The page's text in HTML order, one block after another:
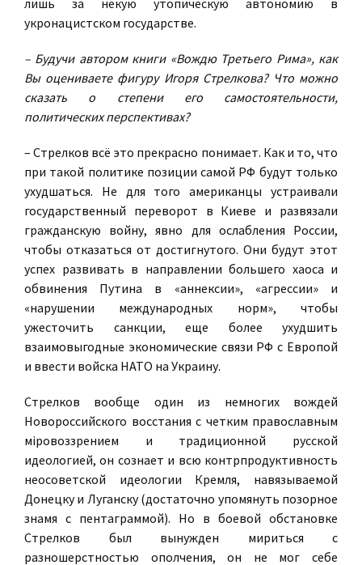
укронацистском государстве.
– Будучи автором книги «Вождю Третьего Рима», как
Вы оцениваете фигуру Игоря Стрелкова? Что можно
сказать о степени его самостоятельности,
политических перспективах?
– Стрелков всё это прекрасно понимает. Как и то, что
при такой политике позиции самой РФ будут только
ухудшаться. Не для того американцы устраивали
государственный переворот в Киеве и развязали
гражданскую войну, явно для ослабления России,
чтобы отказаться от достигнутого. Они будут этот
успех развивать в направлении большего хаоса и
обвинения Путина в «аннексии», «агрессии» и
«нарушении международных норм», чтобы
ужесточить санкции, еще более ухудшить
взаимовыгодные экономические связи РФ с Европой
и ввести войска НАТО на Украину.
Стрелков вообще один из немногих вождей
Новороссийского восстания с четким православным
мiровоззрением и традиционной русской
идеологией, он сознает и всю контрпродуктивность
неосоветской идеологии Кремля, навязываемой
Донецку и Луганску (достаточно упомянуть позорное
знамя с пентаграммой). Но в боевой обстановке
Стрелков был вынужден мириться с
разношерстностью ополчения, он не мог себе